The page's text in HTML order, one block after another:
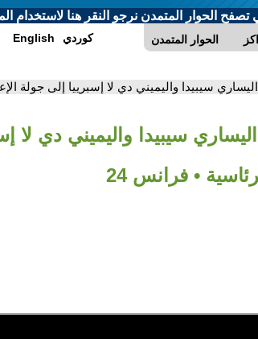
الحوار المتمدن نرجو النقر هنا لاستخدام
الحوار المتمدن English كوردي
سيبيدا واليميني دي لا إسبرييا إلى جولة
سيبيدا واليميني دي لا
• فرانس 24